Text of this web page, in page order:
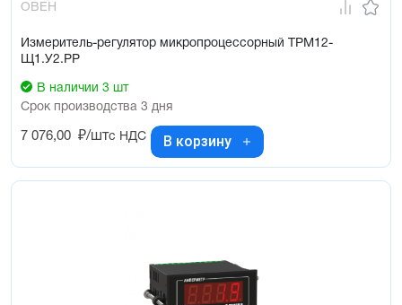
ОВЕН
Измеритель-регулятор микропроцессорный ТРМ12-
Щ1.У2.РР
В наличии 3 шт
Срок производства 3 дня
7 076,00 ₽/штс НДС В корзину